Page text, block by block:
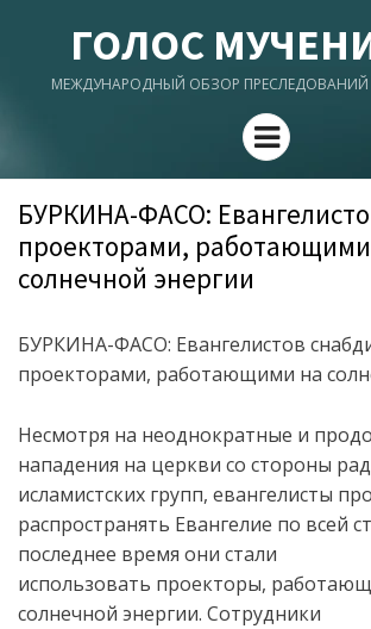
ГОЛОС
МЕЖДУНАРОДНЫЙ ОБЗОР ПРЕСЛЕДОВАНИЙ
Menu
БУРКИНА-ФАСО:
проекторами,
солнечной энергии
БУРКИНА-ФАСО: Евангелистов
проекторами, работающими на
Несмотря на неоднократные и
нападения на церкви со стороны
исламистских групп, евангелисты
распространять Евангелие по всей
последнее время они стали
использовать проекторы,
солнечной энергии. Сотрудники